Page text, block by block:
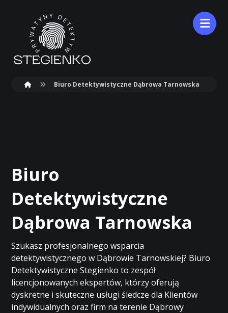
Biuro Detektywistyczne Dąbrowa Tarnowska
Biuro
Detektywistyczne
Dąbrowa Tarnowska
Szukasz profesjonalnego wsparcia
detektywistycznego w Dąbrowie Tarnowskiej? Biuro
Detektywistyczne Stegienko to zespół
licencjonowanych ekspertów, którzy oferują
dyskretne i skuteczne usługi śledcze dla Klientów
indywidualnych oraz firm na terenie Dąbrowy